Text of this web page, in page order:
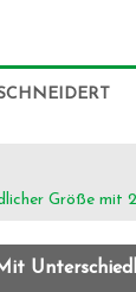
Größe mit